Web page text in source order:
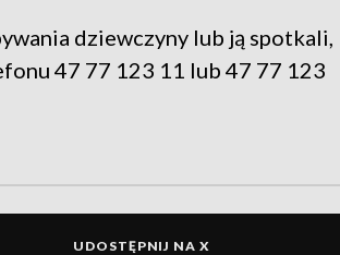
dziewczyny lub ją spotkali,
47 77 123 11 lub 47 77 123
UDOSTĘPNIJ NA X